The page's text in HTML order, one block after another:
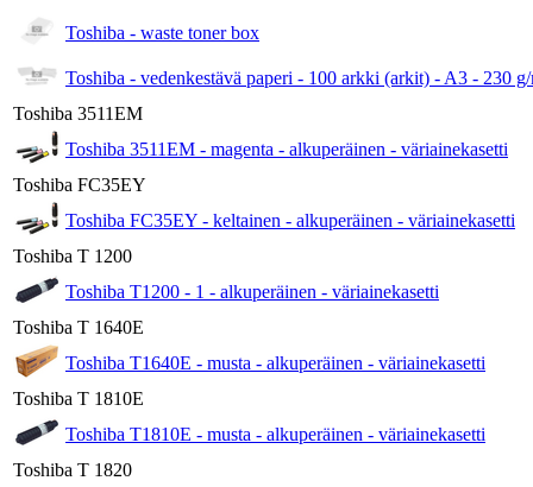
Toshiba - waste toner box
Toshiba - vedenkestävä paperi - 100 arkki (arkit) - A3 - 230 g/
Toshiba 3511EM
Toshiba 3511EM - magenta - alkuperäinen - väriainekasetti
Toshiba FC35EY
Toshiba FC35EY - keltainen - alkuperäinen - väriainekasetti
Toshiba T 1200
Toshiba T1200 - 1 - alkuperäinen - väriainekasetti
Toshiba T 1640E
Toshiba T1640E - musta - alkuperäinen - väriainekasetti
Toshiba T 1810E
Toshiba T1810E - musta - alkuperäinen - väriainekasetti
Toshiba T 1820